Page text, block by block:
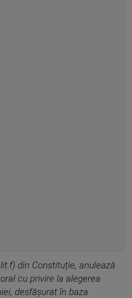
din Constituție, anulează
cu privire la alegerea
desfășurat în baza